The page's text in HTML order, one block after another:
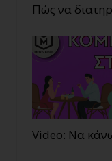
Πώς να
Video: Να